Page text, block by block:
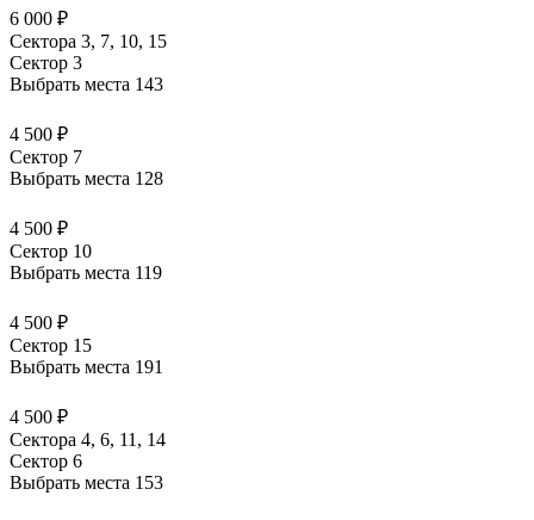
6 000 ₽
Сектора 3, 7, 10, 15
Сектор 3
Выбрать места 143
4 500 ₽
Сектор 7
Выбрать места 128
4 500 ₽
Сектор 10
Выбрать места 119
4 500 ₽
Сектор 15
Выбрать места 191
4 500 ₽
Сектора 4, 6, 11, 14
Сектор 6
Выбрать места 153